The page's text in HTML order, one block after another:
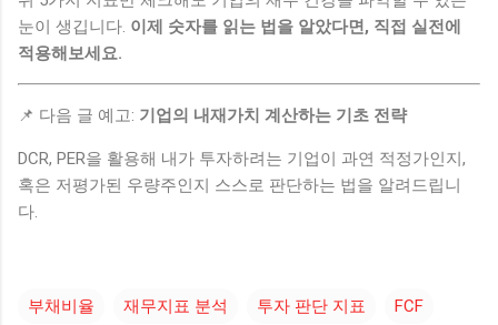
눈이 생깁니다. 이제 숫자를 읽는 법을 알았다면, 직접 실전에
적용해보세요.
📌 다음 글 예고: 기업의 내재가치 계산하는 기초 전략
DCR, PER을 활용해 내가 투자하려는 기업이 과연 적정가인지,
혹은 저평가된 우량주인지 스스로 판단하는 법을 알려드립니
다.
부채비율 재무지표 분석 투자 판단 지표 FCF